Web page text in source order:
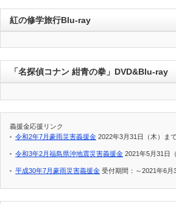
紅の修学旅行Blu-ray
「名探偵コナン 紺青の拳」DVD&Blu-ray
義援金応援リンク
令和2年7月豪雨災害義援金 2022年3月31日（木）ま
令和3年2月福島県沖地震災害義援金 2021年5月31日
平成30年7月豪雨災害義援金 受付期間：～2021年6月